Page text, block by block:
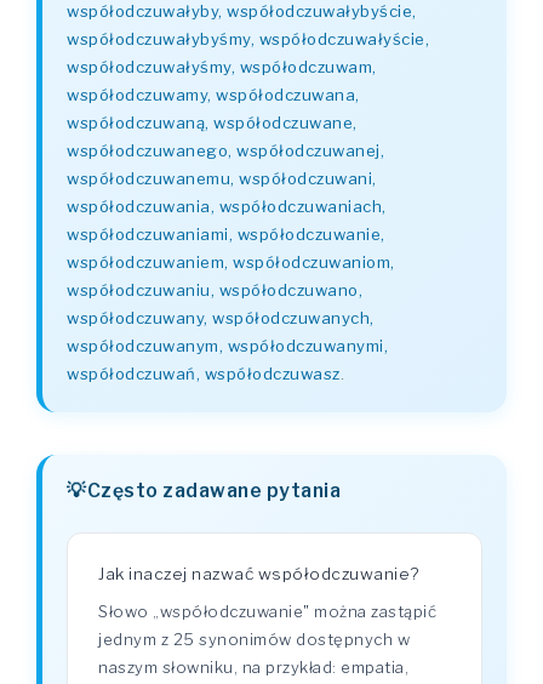
współodczuwałyby, współodczuwałybyście,
współodczuwałybyśmy, współodczuwałyście,
współodczuwałyśmy, współodczuwam,
współodczuwamy, współodczuwana,
współodczuwaną, współodczuwane,
współodczuwanego, współodczuwanej,
współodczuwanemu, współodczuwani,
współodczuwania, współodczuwaniach,
współodczuwaniami, współodczuwanie,
współodczuwaniem, współodczuwaniom,
współodczuwaniu, współodczuwano,
współodczuwany, współodczuwanych,
współodczuwanym, współodczuwanymi,
współodczuwań, współodczuwasz
Często zadawane pytania
Jak inaczej nazwać współodczuwanie?
Słowo „współodczuwanie" można zastąpić
jednym z 25 synonimów dostępnych w
naszym słowniku, na przykład: empatia,